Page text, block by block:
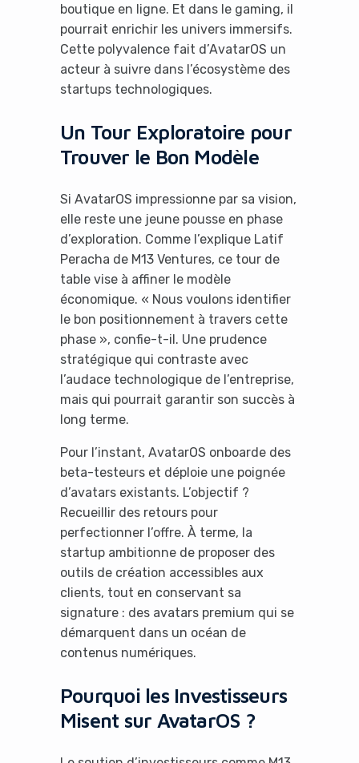
boutique en ligne. Et dans le gaming, il
pourrait enrichir les univers immersifs.
Cette polyvalence fait d’AvatarOS un
acteur à suivre dans l’écosystème des
startups technologiques.
Un Tour Exploratoire pour
Trouver le Bon Modèle
Si AvatarOS impressionne par sa vision,
elle reste une jeune pousse en phase
d’exploration. Comme l’explique Latif
Peracha de M13 Ventures, ce tour de
table vise à affiner le modèle
économique. « Nous voulons identifier
le bon positionnement à travers cette
phase », confie-t-il. Une prudence
stratégique qui contraste avec
l’audace technologique de l’entreprise,
mais qui pourrait garantir son succès à
long terme.
Pour l’instant, AvatarOS onboarde des
beta-testeurs et déploie une poignée
d’avatars existants. L’objectif ?
Recueillir des retours pour
perfectionner l’offre. À terme, la
startup ambitionne de proposer des
outils de création accessibles aux
clients, tout en conservant sa
signature : des avatars premium qui se
démarquent dans un océan de
contenus numériques.
Pourquoi les Investisseurs
Misent sur AvatarOS ?
It looks like you're